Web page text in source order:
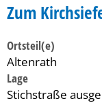
Zum
Ortsteil(e)
Altenrath
Lage
Stichstraße